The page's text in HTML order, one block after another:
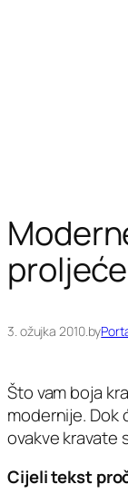
proljeće
3. ožujka 2010.by
Što vam boja
modernije. Dok
ovakve kravate
Cijeli tekst